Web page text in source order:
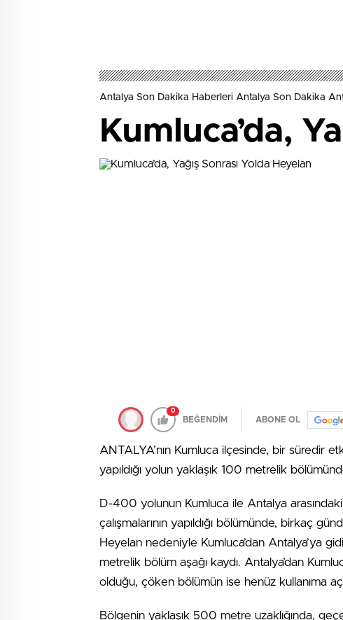
Antalya Son Dakika Haberleri Antalya Son Dakika
Kumluca’da,
0
BEĞENDİM ABONE OL
ANTALYA’nın Kumluca ilçesinde, bir süredir
yapıldığı yolun yaklaşık 100 metrelik
D-400 yolunun Kumluca ile Antalya arasındaki
çalışmalarının yapıldığı bölümünde, birkaç
Heyelan nedeniyle Kumluca’dan Antalya’ya
metrelik bölüm aşağı kaydı. Antalya’dan
olduğu, çöken bölümün ise henüz kullanıma
Bölgenin yaklaşık 500 metre uzaklığında,